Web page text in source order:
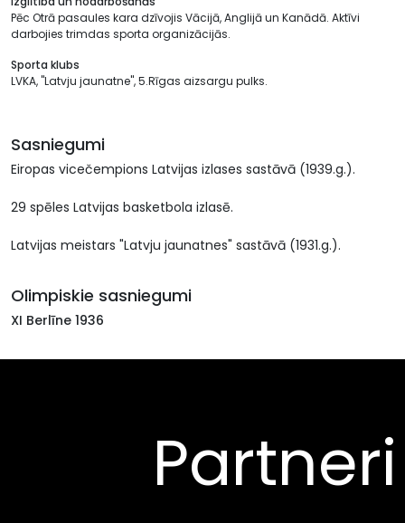
Pēc Otrā pasaules kara dzīvojis Vācijā, Anglijā un Kanādā. Aktīvi
darbojies trimdas sporta organizācijās.
Sporta klubs
LVKA, "Latvju jaunatne", 5.Rīgas aizsargu pulks.
Sasniegumi
Eiropas vicečempions Latvijas izlases sastāvā (1939.g.).
29 spēles Latvijas basketbola izlasē.
Latvijas meistars "Latvju jaunatnes" sastāvā (1931.g.).
Olimpiskie sasniegumi
XI Berlīne 1936
Partneri